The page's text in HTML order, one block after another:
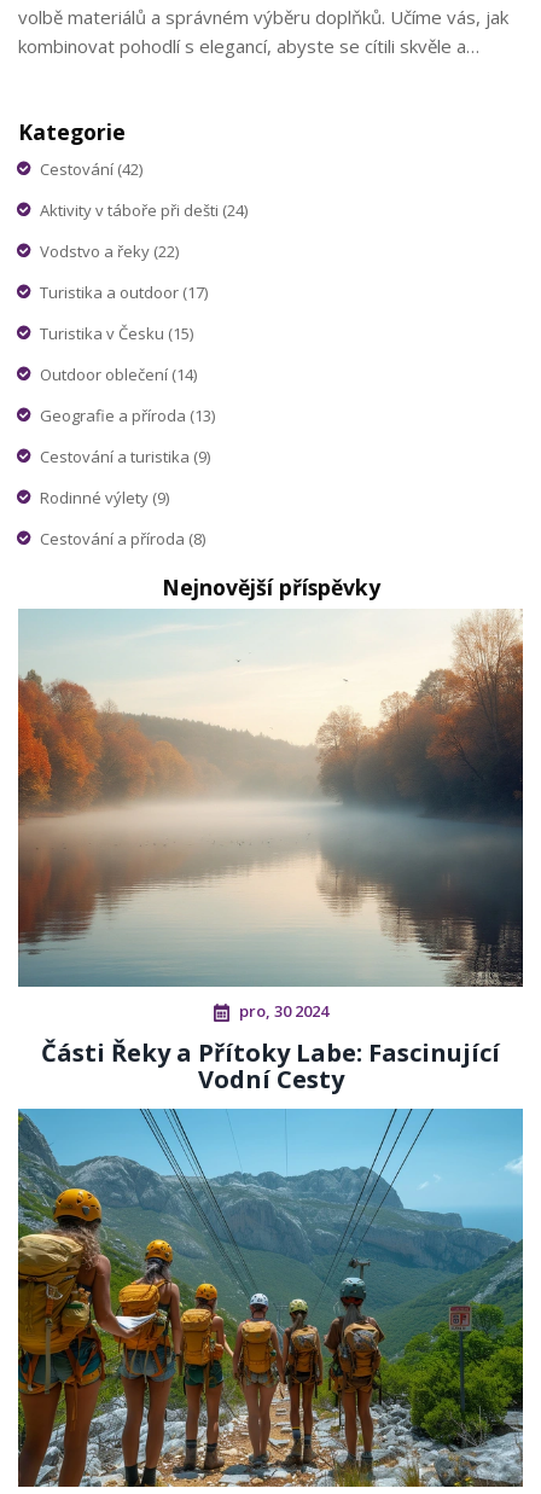
volbě materiálů a správném výběru doplňků. Učíme vás, jak
kombinovat pohodlí s elegancí, abyste se cítili skvěle a
Kategorie
Cestování (42)
Aktivity v táboře při dešti (24)
Vodstvo a řeky (22)
Turistika a outdoor (17)
Turistika v Česku (15)
Outdoor oblečení (14)
Geografie a příroda (13)
Cestování a turistika (9)
Rodinné výlety (9)
Cestování a příroda (8)
Nejnovější příspěvky
pro, 30 2024
Části Řeky a Přítoky Labe: Fascinující
Vodní Cesty